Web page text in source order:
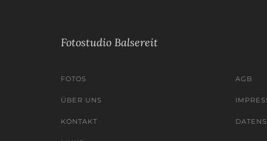
Fotostudio Balsereit
FOTOS
ÜBER UNS
KONTAKT
AGB